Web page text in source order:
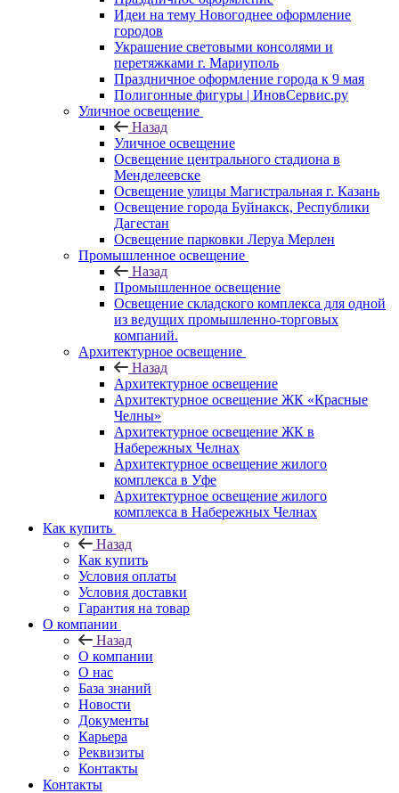
Идеи на тему Новогоднее оформление
городов
Украшение световыми консолями и
перетяжками г. Мариуполь
Праздничное оформление города к 9 мая
Полигонные фигуры | ИновСервис.ру
Уличное освещение
Назад
Уличное освещение
Освещение центрального стадиона в
Менделеевске
Освещение улицы Магистральная г. Казань
Освещение города Буйнакск, Республики
Дагестан
Освещение парковки Леруа Мерлен
Промышленное освещение
Назад
Промышленное освещение
Освещение складского комплекса для одной
из ведущих промышленно-торговых
компаний.
Архитектурное освещение
Назад
Архитектурное освещение
Архитектурное освещение ЖК «Красные
Челны»
Архитектурное освещение ЖК в
Набережных Челнах
Архитектурное освещение жилого
комплекса в Уфе
Архитектурное освещение жилого
комплекса в Набережных Челнах
Как купить
Назад
Как купить
Условия оплаты
Условия доставки
Гарантия на товар
О компании
Назад
О компании
О нас
База знаний
Новости
Документы
Карьера
Реквизиты
Контакты
Контакты